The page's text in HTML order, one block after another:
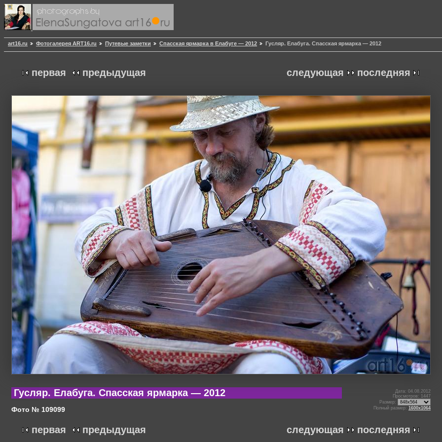
art16.ru Фотогалерея ART16.ru Путевые заметки Спасская ярмарка в Елабуге — 2012 Гусляр. Елабуга. Спасская ярмарка — 2012
следующая последняя
первая предыдущая
Гусляр. Елабуга. Спасская ярмарка — 2012
Фото № 109099
Дата: 04.08.2012
Просмотров: 1447
Размер:
Полный размер: 1600x1064
следующая последняя
первая предыдущая